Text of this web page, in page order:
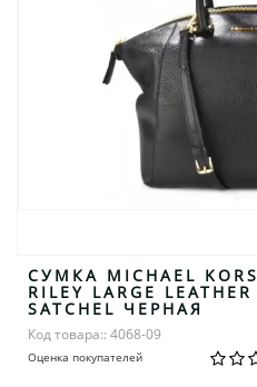
СУМКА MICHAEL KORS
RILEY LARGE LEATHER
SATCHEL ЧЕРНАЯ
Код товара:: 4068-09
Оценка покупателей